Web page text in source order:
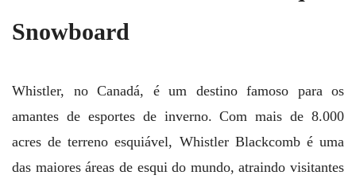
Snowboard
Whistler, no Canadá, é um destino famoso para os
amantes de esportes de inverno. Com mais de 8.000
acres de terreno esquiável, Whistler Blackcomb é uma
das maiores áreas de esqui do mundo, atraindo visitantes